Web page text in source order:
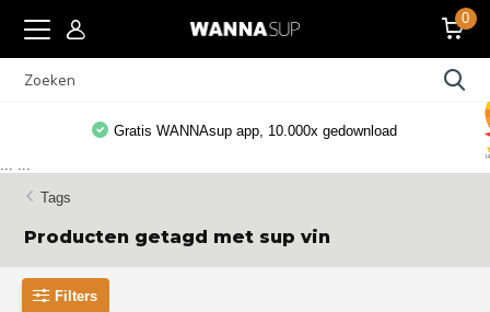
0
Gratis WANNAsup app, 10.000x gedownload
Tags
Producten getagd met sup vin
Filters
... ...